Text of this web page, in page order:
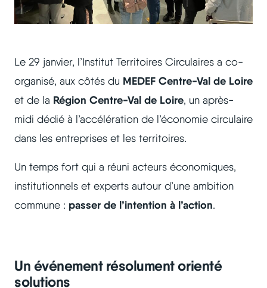
Le 29 janvier, l’Institut Territoires Circulaires a co-
organisé, aux côtés du MEDEF Centre-Val de Loire
et de la Région Centre-Val de Loire, un après-
midi dédié à l’accélération de l’économie circulaire
dans les entreprises et les territoires.
Un temps fort qui a réuni acteurs économiques,
institutionnels et experts autour d’une ambition
commune : passer de l’intention à l’action.
Un événement résolument orienté
solutions